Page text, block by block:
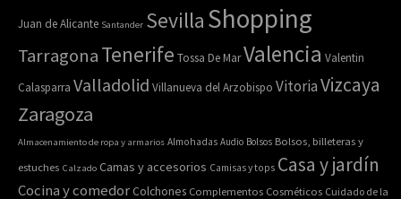
Juan de Alicante Santander Sevilla Shopping
TarragonaTenerife Tossa De MarValencia Valentin
Calasparra Valladolid Villanueva del Arzobispo VitoriaVizcaya
Zaragoza
Almacenamiento de ropa y armarios Almohadas Audio Bolsos Bolsos, billeteras y
estuches Calzado Camas y accesorios Camisas y tops Casa y jardín
Cocina y comedor Colchones Complementos Cosméticos Cuidado de la